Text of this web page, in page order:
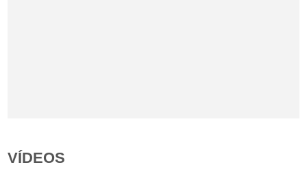
VÍDEOS